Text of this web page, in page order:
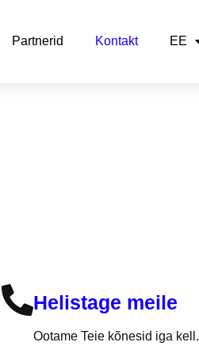
Partnerid Kontakt EE
Helistage meile
Ootame Teie kõnesid iga kell.